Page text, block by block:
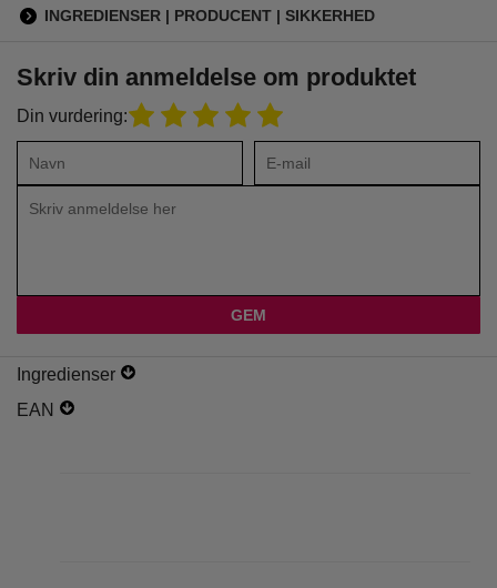
INGREDIENSER | PRODUCENT | SIKKERHED
Skriv din anmeldelse om produktet
Din vurdering:
Ingredienser
EAN